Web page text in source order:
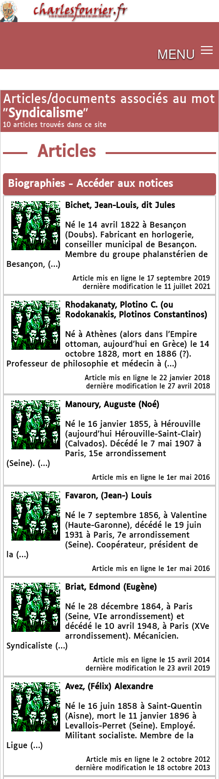
MENU
Articles/documents associés au mot
"Syndicalisme"
10 articles trouvés dans ce site
Articles
Biographies - Accéder aux notices
Bichet, Jean-Louis, dit Jules
Né le 14 avril 1822 à Besançon
(Doubs). Fabricant en horlogerie,
conseiller municipal de Besançon.
Membre du groupe phalanstérien de
Besançon, (…)
Article mis en ligne le 17 septembre 2019
dernière modification le 11 juillet 2021
Rhodakanaty, Plotino C. (ou
Rodokanakis, Plotinos Constantinos)
Né à Athènes (alors dans l’Empire
ottoman, aujourd’hui en Grèce) le 14
octobre 1828, mort en 1886 (?).
Professeur de philosophie et médecin à (…)
Article mis en ligne le 22 janvier 2018
dernière modification le 27 avril 2018
Manoury, Auguste (Noé)
Né le 16 janvier 1855, à Hérouville
(aujourd’hui Hérouville-Saint-Clair)
(Calvados). Décédé le 7 mai 1907 à
Paris, 15e arrondissement
(Seine). (…)
Article mis en ligne le 1er mai 2016
Favaron, (Jean-) Louis
Né le 7 septembre 1856, à Valentine
(Haute-Garonne), décédé le 19 juin
1931 à Paris, 7e arrondissement
(Seine). Coopérateur, président de
la (…)
Article mis en ligne le 1er mai 2016
Briat, Edmond (Eugène)
Né le 28 décembre 1864, à Paris
(Seine, VIe arrondissement) et
décédé le 10 avril 1948, à Paris (XVe
arrondissement). Mécanicien.
Syndicaliste (…)
Article mis en ligne le 15 avril 2014
dernière modification le 23 avril 2019
Avez, (Félix) Alexandre
Né le 16 juin 1858 à Saint-Quentin
(Aisne), mort le 11 janvier 1896 à
Levallois-Perret (Seine). Employé.
Militant socialiste. Membre de la
Ligue (…)
Article mis en ligne le 2 octobre 2012
dernière modification le 18 octobre 2013